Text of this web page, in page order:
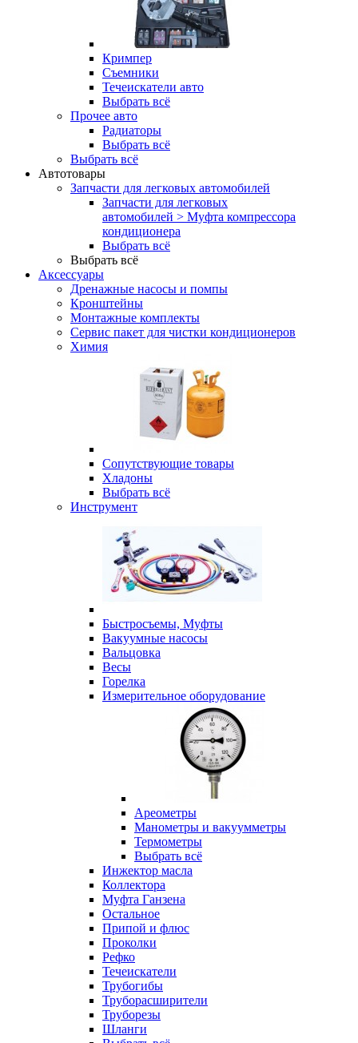
Кримпер
Съемники
Течеискатели авто
Выбрать всё
Прочее авто
Радиаторы
Выбрать всё
Выбрать всё
Автотовары
Запчасти для легковых автомобилей
Запчасти для легковых
автомобилей > Муфта компрессора
кондиционера
Выбрать всё
Выбрать всё
Аксессуары
Дренажные насосы и помпы
Кронштейны
Монтажные комплекты
Сервис пакет для чистки кондиционеров
Химия
Сопутствующие товары
Хладоны
Выбрать всё
Инструмент
Быстросъемы, Муфты
Вакуумные насосы
Вальцовка
Весы
Горелка
Измерительное оборудование
Ареометры
Манометры и вакуумметры
Термометры
Выбрать всё
Инжектор масла
Коллектора
Муфта Ганзена
Остальное
Припой и флюс
Проколки
Рефко
Течеискатели
Трубогибы
Труборасширители
Труборезы
Шланги